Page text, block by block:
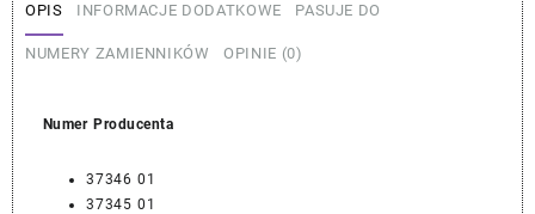
–
OPIS INFORMACJE DODATKOWE PASUJE DO
NUMERY ZAMIENNIKÓW OPINIE (0)
Numer Producenta
37346 01
37345 01